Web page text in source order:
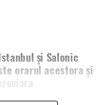
şi Salonic
orarul acestora și